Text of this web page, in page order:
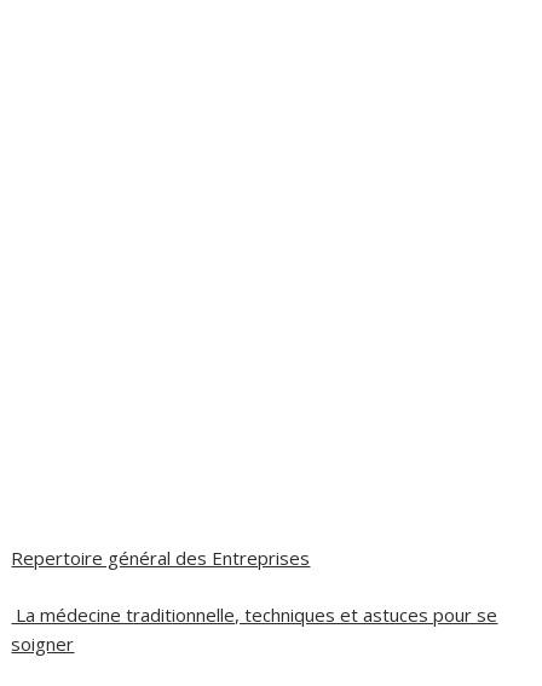
Repertoire général des Entreprises
La médecine traditionnelle, techniques et astuces pour se
soigner